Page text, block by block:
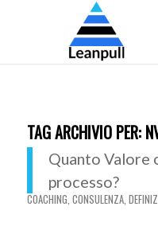
TAG ARCHIVIO PER:
Quanto Valore
processo?
COACHING CONSULENZA,